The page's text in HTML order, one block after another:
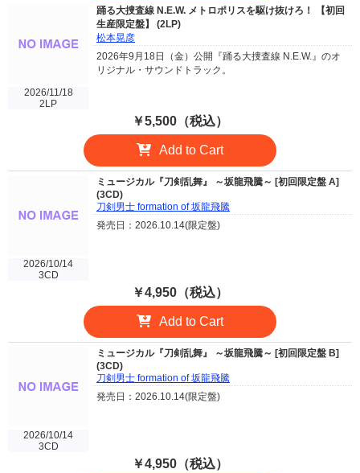
2026/11/18
2LP
踊る大捜査線 N.E.W. メトロポリスを駆け抜けろ！ 【初回
生産限定盤】 (2LP)
松本晃彦
2026年9月18日（金）公開『踊る大捜査線 N.E.W.』のオ
リジナル・サウンドトラック。
￥5,500（税込）
Add to Cart
2026/10/14
3CD
ミュージカル『刀剣乱舞』 ～坂龍飛騰～ [初回限定盤 A]
(3CD)
刀剣男士 formation of 坂龍飛騰
発売日：2026.10.14(限定盤)
￥4,950（税込）
Add to Cart
2026/10/14
3CD
ミュージカル『刀剣乱舞』 ～坂龍飛騰～ [初回限定盤 B]
(3CD)
刀剣男士 formation of 坂龍飛騰
発売日：2026.10.14(限定盤)
￥4,950（税込）